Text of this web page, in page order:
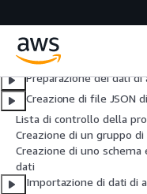
Tutorial introduttivi
Adattamento del tuo
risorse di Amazon
Preparazione dei dati
Creazione di file JSON
Lista di controllo della
Creazione di un gruppo
Creazione di uno schema
dati
Importazione di dati di